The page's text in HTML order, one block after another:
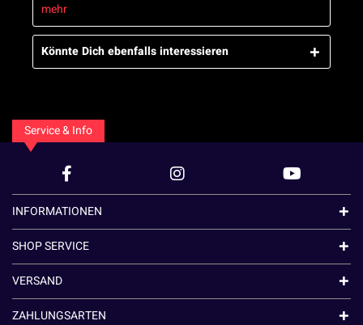
mehr
Könnte Dich ebenfalls interessieren
Service & Info
INFORMATIONEN
SHOP SERVICE
VERSAND
ZAHLUNGSARTEN